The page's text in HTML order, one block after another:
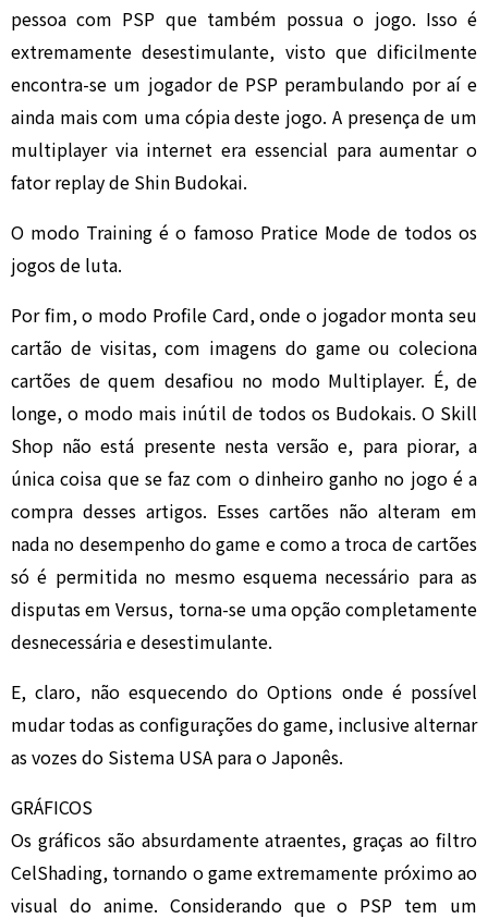
pessoa com PSP que também possua o jogo. Isso é
extremamente desestimulante, visto que dificilmente
encontra-se um jogador de PSP perambulando por aí e
ainda mais com uma cópia deste jogo. A presença de um
multiplayer via internet era essencial para aumentar o
fator replay de Shin Budokai.
O modo Training é o famoso Pratice Mode de todos os
jogos de luta.
Por fim, o modo Profile Card, onde o jogador monta seu
cartão de visitas, com imagens do game ou coleciona
cartões de quem desafiou no modo Multiplayer. É, de
longe, o modo mais inútil de todos os Budokais. O Skill
Shop não está presente nesta versão e, para piorar, a
única coisa que se faz com o dinheiro ganho no jogo é a
compra desses artigos. Esses cartões não alteram em
nada no desempenho do game e como a troca de cartões
só é permitida no mesmo esquema necessário para as
disputas em Versus, torna-se uma opção completamente
desnecessária e desestimulante.
E, claro, não esquecendo do Options onde é possível
mudar todas as configurações do game, inclusive alternar
as vozes do Sistema USA para o Japonês.
GRÁFICOS
Os gráficos são absurdamente atraentes, graças ao filtro
CelShading, tornando o game extremamente próximo ao
visual do anime. Considerando que o PSP tem um